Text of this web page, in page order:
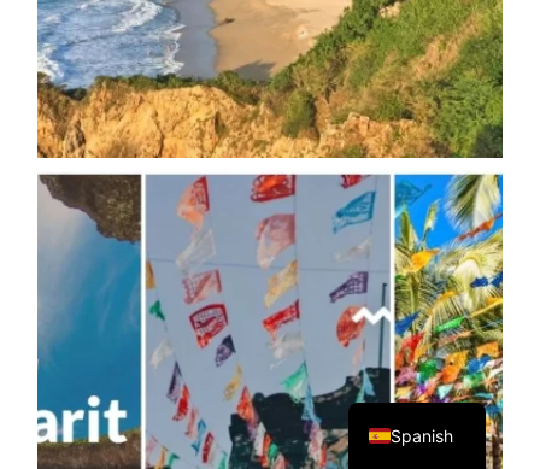
Spanish
English